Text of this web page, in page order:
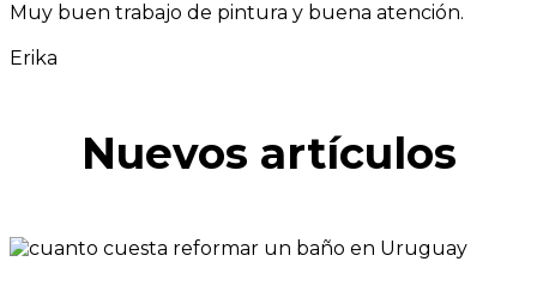
Muy buen trabajo de pintura y buena atención.
Erika
Nuevos artículos